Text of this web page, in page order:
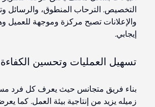
التخصيص. الترحاب المنطوق، والرسائل
والإعلانات تصبح مركزة وموجهة للعميل
إيجابي.
تسهيل العمليات وتحسين الكفاءة
بناء فريق متجانس حيث يعرف كل فرد